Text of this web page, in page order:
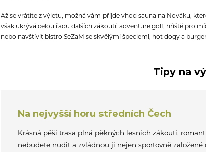
Až se vrátíte z výletu, možná vám přijde vhod sauna na Nováku,
však ukrývá celou řadu dalších zákoutí: adventure golf, hřiště pro
nebo navštívit bistro SeZaM se skvělými špeclemi, hot dogy a
Tipy na
Na nejvyšší horu středních Čech
Krásná pěší trasa plná pěkných lesních zákoutí,
nebudete nudit a zvládnou ji nejen sportovně